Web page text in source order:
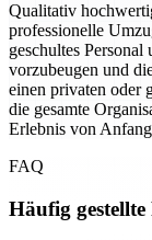
Qualitativ
professionelle
geschultes
vorzubeugen und
einen privaten oder
die gesamte
Erlebnis von
FAQ
Häufig gestellte